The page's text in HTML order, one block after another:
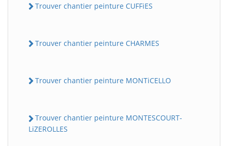
Trouver chantier peinture CUFFiES
Trouver chantier peinture CHARMES
Trouver chantier peinture MONTiCELLO
Trouver chantier peinture MONTESCOURT-
LiZEROLLES